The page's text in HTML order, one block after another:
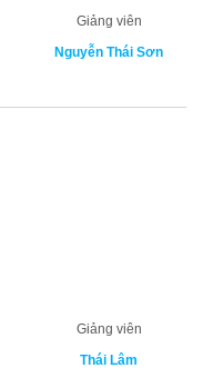
Giảng viên
Nguyễn Thái Sơn
Giảng viên
Thái Lâm